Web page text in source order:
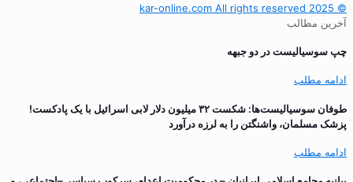
© 2025 kar-online.com All rights reserved
آخرین مطالب
چپ سوسیالیست در دو جبهه
ادامه مطلب
طوفان سوسیالیست‌ها: شکست ۳۲ میلیون دلار لابی اسرائیل با یک پادکست!
پزشک مسلمان، واشنگتن را به لرزه درآورد
ادامه مطلب